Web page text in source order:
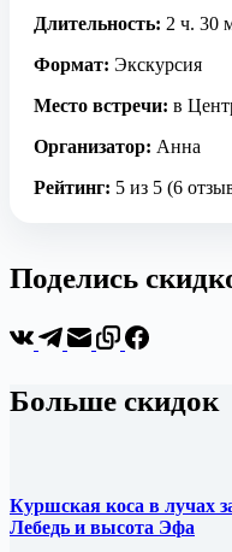
Длительность: 2 ч. 30
Формат: Экскурсия
Место встречи: в
Организатор: Анна
Рейтинг: 5 из 5 (6
Поделись
Больше скидок
Куршская коса в лучах
Лебедь и высота Эфа